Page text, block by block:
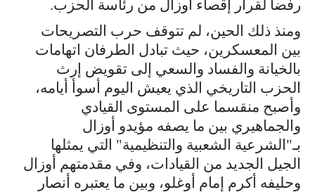
رفضا لقرار إقصاء أوزال من رئاسة الحزب.
ومنذ ذلك الحين، لم تتوقف حرب التصريحات
بين المعسكرين، حيث تبادل الطرفان اتهامات
بالخيانة والفساد والسعي إلى تقويض إرث
الحزب التاريخي الذي يعيش اليوم أسوأ أيامه،
وأصبح منقسما على المستوى القيادي
والجماهيري بين ما يصفه مؤيدو أوزال
بـ"الشرعية الشعبية والتنظيمية" التي يمثلها
الجيل الجديد من القيادات، وفي مقدمتهم أوزال
وحليفه أكرم إمام أوغلو، وبين ما يعتبره أنصار